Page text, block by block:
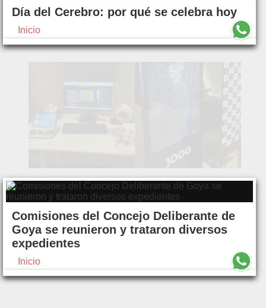
Día del Cerebro: por qué se celebra hoy
Inicio
Comisiones del Concejo Deliberante de
Goya se reunieron y trataron diversos
expedientes
Inicio